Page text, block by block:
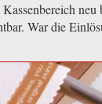
War die